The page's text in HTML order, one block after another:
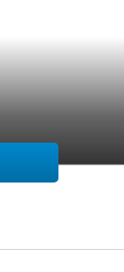
遠的們了犧
到繁」在代